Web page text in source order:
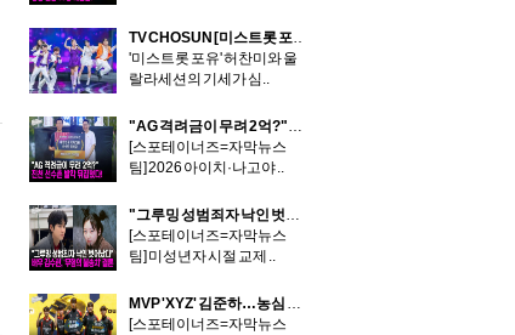
TV CHOSUN [미스트롯 포유] 허찬미X울랄라세션, '아름다운 밤'으로 무대 압도! 이소나X한경일과 박빙 승부
'미스트롯 포유' 허찬미와 울
랄라세션의 기세가 심..
"AG 격려금이 무려 2억?"…진천 선수촌 발칵 뒤집혔다!
[스포테이너즈=자막뉴스
팀] 2026 아이치·나고야 ..
"그루밍 성범죄자 낙인 벗어났다" 배우 김수현, '무혐의 불송치' 결론
[스포테이너즈=자막뉴스
팀] 미성년자 시절 교제 ..
MVP 'XYZ' 김준하…농심 레드포스 KEL 배그M 우승
[스포테이너즈=자막뉴스